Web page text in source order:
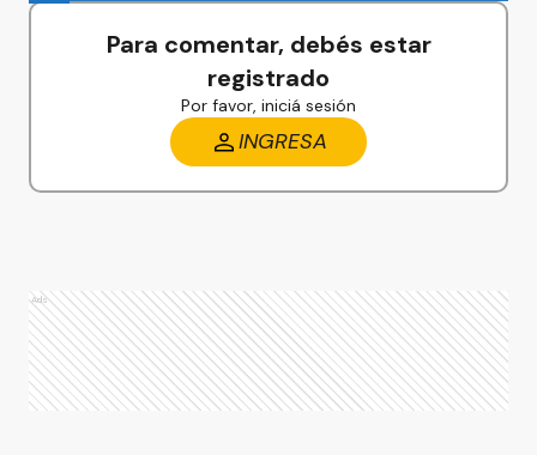
Para comentar, debés estar
registrado
Por favor, iniciá sesión
INGRESA
Ads